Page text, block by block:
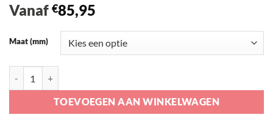
Vanaf €85,95
Maat (mm)
TOEVOEGEN AAN WINKELWAGEN